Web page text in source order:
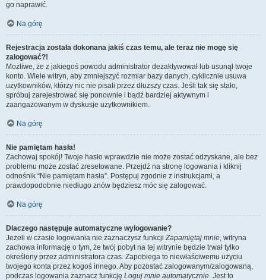
go naprawić.
Na górę
Rejestracja została dokonana jakiś czas temu, ale teraz nie mogę się
zalogować?!
Możliwe, że z jakiegoś powodu administrator dezaktywował lub usunął twoje
konto. Wiele witryn, aby zmniejszyć rozmiar bazy danych, cyklicznie usuwa
użytkowników, którzy nic nie pisali przez dłuższy czas. Jeśli tak się stało,
spróbuj zarejestrować się ponownie i bądź bardziej aktywnym i
zaangażowanym w dyskusje użytkownikiem.
Na górę
Nie pamiętam hasła!
Zachowaj spokój! Twoje hasło wprawdzie nie może zostać odzyskane, ale bez
problemu może zostać zresetowane. Przejdź na stronę logowania i kliknij
odnośnik “Nie pamiętam hasła”. Postępuj zgodnie z instrukcjami, a
prawdopodobnie niedługo znów będziesz móc się zalogować.
Na górę
Dlaczego następuje automatyczne wylogowanie?
Jeżeli w czasie logowania nie zaznaczysz funkcjiZapamiętaj mnie, witryna
zachowa informację o tym, że twój pobyt na tej witrynie będzie trwał tylko
określony przez administratora czas. Zapobiega to niewłaściwemu użyciu
twojego konta przez kogoś innego. Aby pozostać zalogowanym/zalogowaną,
podczas logowania zaznacz funkcję Loguj mnie automatycznie. Jest to